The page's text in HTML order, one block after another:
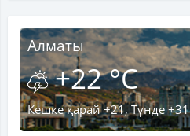
Алматы
+22 °C
Кешке қарай +21, Түнде +31